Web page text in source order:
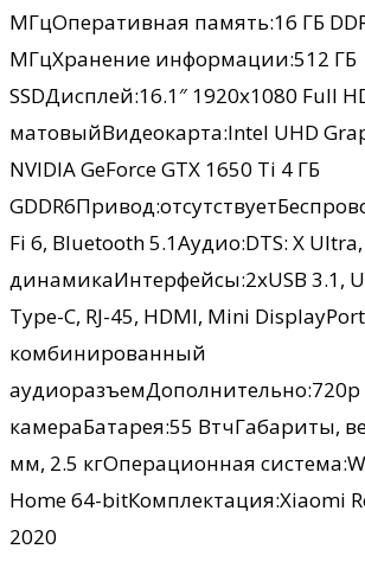
МГцОперативная память:16 ГБ
МГцХранение информации:512 ГБ
SSDДисплей:16.1″ 1920х1080 Full
матовыйВидеокарта:Intel UHD
NVIDIA GeForce GTX 1650 Ti 4 ГБ
Fi 6, Bluetooth 5.1Аудио:DTS: X
динамикаИнтерфейсы:2хUSB 3.1,
Type-C, RJ-45, HDMI, Mini
комбинированный
аудиоразъемДополнительно:720p
камераБатарея:55 ВтчГабариты,
мм, 2.5 кгОперационная
Home 64-bitКомплектация:Xiaomi
2020